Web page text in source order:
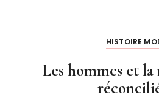
HISTOIRE
Les hommes et